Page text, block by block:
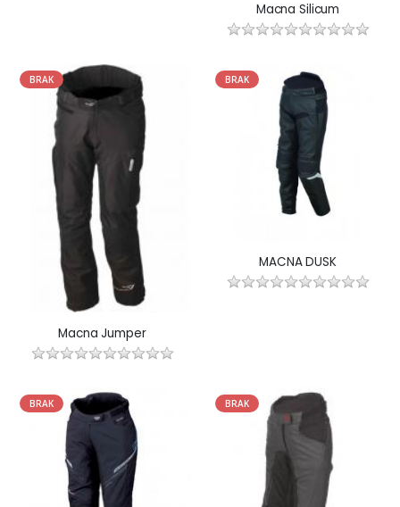
Macna Silicum
BRAK
Macna Jumper
BRAK
MACNA DUSK
BRAK BRAK